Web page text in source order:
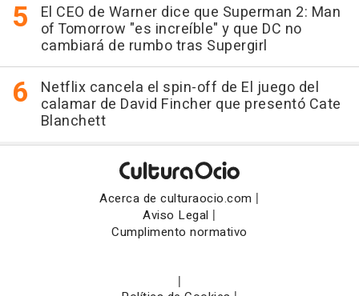
El CEO de Warner dice que Superman 2: Man
of Tomorrow "es increíble" y que DC no
cambiará de rumbo tras Supergirl
Netflix cancela el spin-off de El juego del
calamar de David Fincher que presentó Cate
Blanchett
Acerca de culturaocio.com |
Aviso Legal |
Cumplimento normativo
|